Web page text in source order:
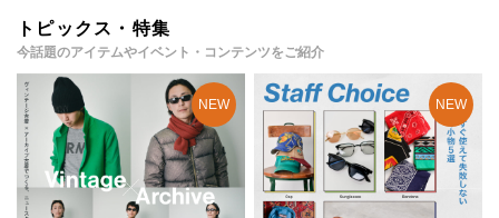
トピックス・特集
今話題のアイテムやイベント・コンテンツをご紹介